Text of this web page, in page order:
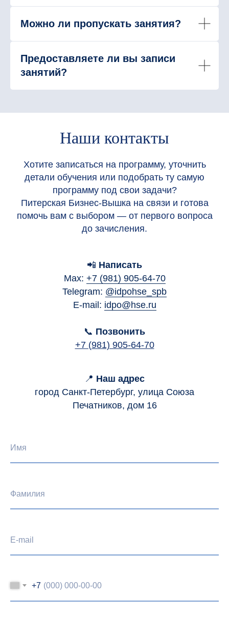
Можно ли пропускать занятия?
Предоставляете ли вы записи
занятий?
Наши контакты
Хотите записаться на программу, уточнить
детали обучения или подобрать ту самую
программу под свои задачи?
Питерская Бизнес-Вышка на связи и готова
помочь вам с выбором — от первого вопроса
до зачисления.
📲 Написать
Max: +7 (981) 905-64-70
Telegram: @idpohse_spb
E-mail: idpo@hse.ru
📞 Позвонить
+7 (981) 905-64-70
📍 Наш адрес
город Санкт-Петербург, улица Союза
Печатников, дом 16
Имя
Фамилия
E-mail
+7